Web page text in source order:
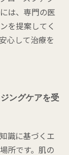
は、専門の医
を提案してく
心して治療を
ングケアを受
識に基づくエ
所です。肌の